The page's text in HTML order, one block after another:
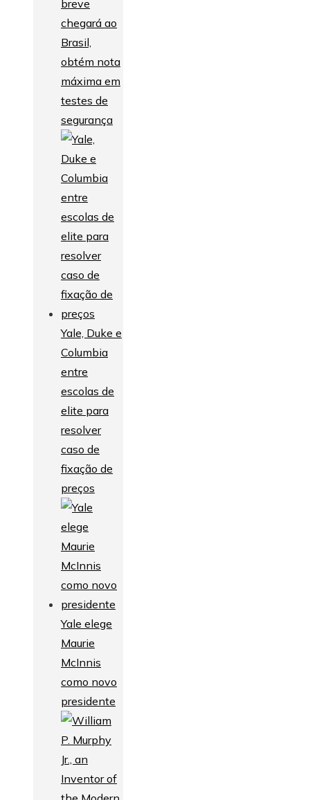
breve
chegará ao
Brasil,
obtém nota
máxima em
testes de
segurança
Yale, Duke e
Columbia
entre
escolas de
elite para
resolver
caso de
fixação de
preços
Yale elege
Maurie
McInnis
como novo
presidente